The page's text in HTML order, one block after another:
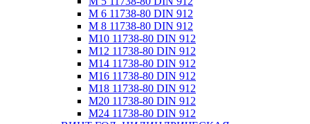
М 6 11738-80 DIN 912
М 8 11738-80 DIN 912
М10 11738-80 DIN 912
М12 11738-80 DIN 912
М14 11738-80 DIN 912
М16 11738-80 DIN 912
М18 11738-80 DIN 912
М20 11738-80 DIN 912
М24 11738-80 DIN 912